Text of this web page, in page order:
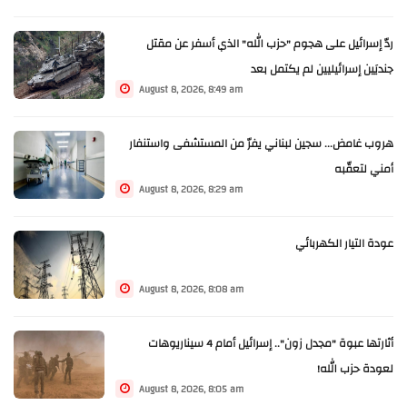
ردّ إسرائيل على هجوم "حزب الله" الذي أسفر عن مقتل
جنديَين إسرائيليين لم يكتمل بعد
August 8, 2026, 8:49 am
هروب غامض... سجين لبناني يفرّ من المستشفى واستنفار
أمني لتعقّبه
August 8, 2026, 8:29 am
عودة التيار الكهربائي
August 8, 2026, 8:08 am
أثارتها عبوة "مجدل زون".. إسرائيل أمام 4 سيناريوهات
لعودة حزب الله!
August 8, 2026, 8:05 am